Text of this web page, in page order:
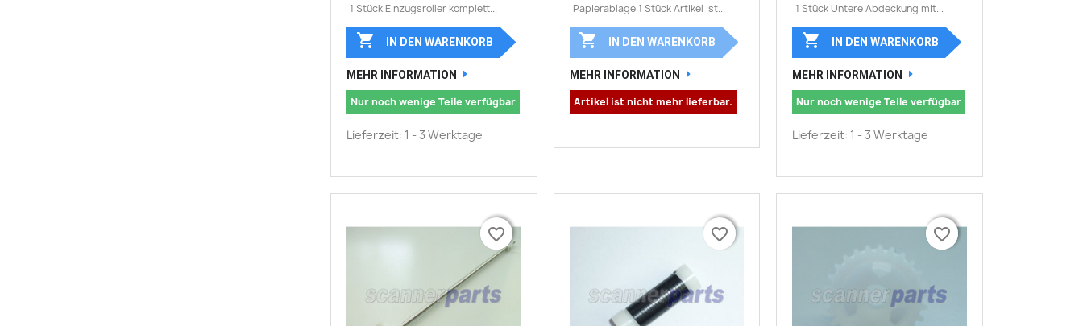
1 Stück Einzugsroller komplett...
 IN DEN WARENKORB
MEHR INFORMATION
Nur noch wenige Teile verfügbar
Lieferzeit: 1 - 3 Werktage
Papierablage 1 Stück Artikel ist...
 IN DEN WARENKORB
MEHR INFORMATION
Artikel ist nicht mehr lieferbar.
1 Stück Untere Abdeckung mit...
 IN DEN WARENKORB
MEHR INFORMATION
Nur noch wenige Teile verfügbar
Lieferzeit: 1 - 3 Werktage
favorite_border
favorite_border favorite_border
favorite_border favorite_border
favorite_border